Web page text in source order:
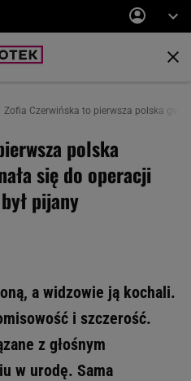
Zofia Czerwińska to pierwsza polska
polska
się do operacji
pijany
a widzowie ją kochali.
i szczerość.
z głośnym
w urodę. Sama